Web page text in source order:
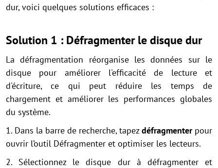
dur, voici quelques solutions efficaces :
Solution 1 : Défragmenter le disque dur
La défragmentation réorganise les données sur le
disque pour améliorer l'efficacité de lecture et
d'écriture, ce qui peut réduire les temps de
chargement et améliorer les performances globales
du système.
1. Dans la barre de recherche, tapezdéfragmenterpour
ouvrir l’outil Défragmenter et optimiser les lecteurs.
2. Sélectionnez le disque dur à défragmenter et